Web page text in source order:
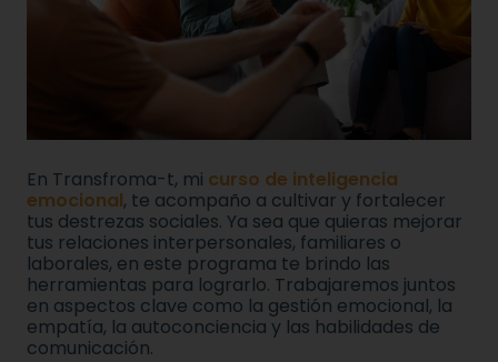
En Transfroma-t, mi curso de inteligencia
emocional, te acompaño a cultivar y fortalecer
tus destrezas sociales. Ya sea que quieras mejorar
tus relaciones interpersonales, familiares o
laborales, en este programa te brindo las
herramientas para lograrlo. Trabajaremos juntos
en aspectos clave como la gestión emocional, la
empatía, la autoconciencia y las habilidades de
comunicación.